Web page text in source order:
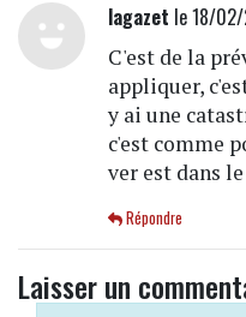
lagazet le 18/02/
C'est de la
appliquer,
y ai une
c'est comme
ver est dans
Répondre
Laisser un